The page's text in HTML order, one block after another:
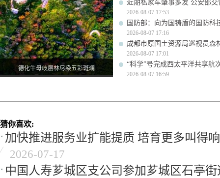
德化牛母岐层林尽染五彩斑斓
近期私家车肇事多发 公安部
2026-08-07 17:53
国防部：向为国铸盾的国防科
2026-08-07 17:16
成都市原国土资源局巡视员森
2026-08-07 17:01
“科学”号完成西太平洋共享航
2026-08-07 16:59
猜你喜欢:
加快推进服务业扩能提质 培育更多叫得
2026-07-17
中国人寿芗城区支公司参加芗城区石亭